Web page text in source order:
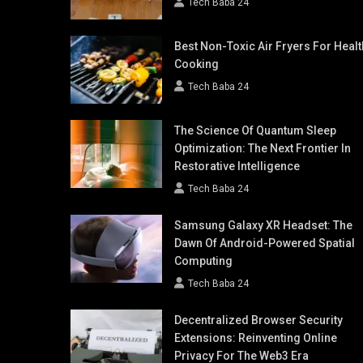
Tech Baba 24
Best Non-Toxic Air Fryers For
Cooking
Tech Baba 24
The Science Of Quantum Sleep
Optimization: The Next Frontier In
Restorative Intelligence
Tech Baba 24
Samsung Galaxy XR Headset: The
Dawn Of Android-Powered Spatial
Computing
Tech Baba 24
Decentralized Browser Security
Extensions: Reinventing Online
Privacy For The Web3 Era